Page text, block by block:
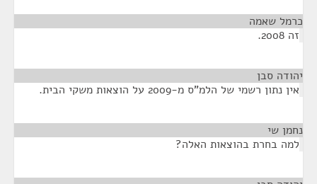
כרמל שאמה
זה 2008.
יהודה סבן
אין נתון רשמי של הלמ"ס מ-2009 על הוצאות משקי הבית.
נחמן שי
למה בחרת בהוצאות האלה?